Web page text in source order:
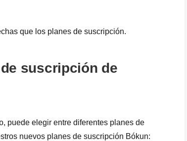
que los planes de suscripción.
suscripción de
puede elegir entre diferentes planes de
nuevos planes de suscripción Bókun: